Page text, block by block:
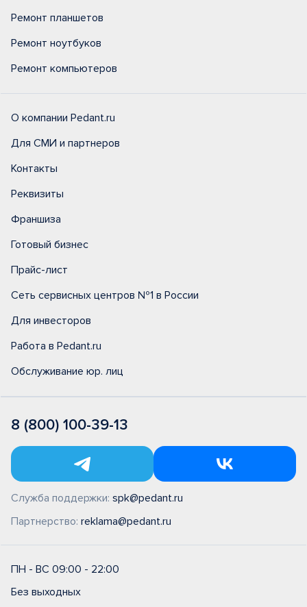
Ремонт планшетов
Ремонт ноутбуков
Ремонт компьютеров
О компании Pedant.ru
Для СМИ и партнеров
Контакты
Реквизиты
Франшиза
Готовый бизнес
Прайс-лист
Сеть сервисных центров №1 в России
Для инвесторов
Работа в Pedant.ru
Обслуживание юр. лиц
8 (800) 100-39-13
Служба поддержки: spk@pedant.ru
Партнерство: reklama@pedant.ru
ПН - ВС 09:00 - 22:00
Без выходных